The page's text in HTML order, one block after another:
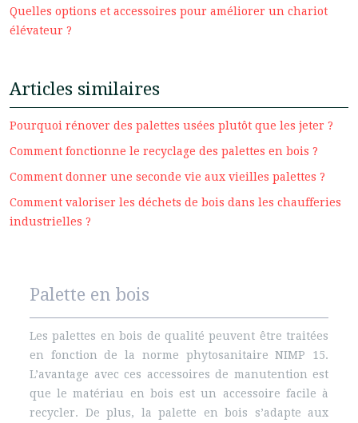
Quelles options et accessoires pour améliorer un chariot
élévateur ?
Articles similaires
Pourquoi rénover des palettes usées plutôt que les jeter ?
Comment fonctionne le recyclage des palettes en bois ?
Comment donner une seconde vie aux vieilles palettes ?
Comment valoriser les déchets de bois dans les chaufferies
industrielles ?
Palette en bois
Les palettes en bois de qualité peuvent être traitées
en fonction de la norme phytosanitaire NIMP 15.
L’avantage avec ces accessoires de manutention est
que le matériau en bois est un accessoire facile à
recycler. De plus, la palette en bois s’adapte aux